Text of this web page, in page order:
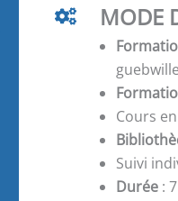
MODE
Cours
Suivi
Durée :